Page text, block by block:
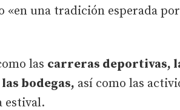
«en una tradición esperada
las carreras deportivas,
bodegas, así como las
estival.